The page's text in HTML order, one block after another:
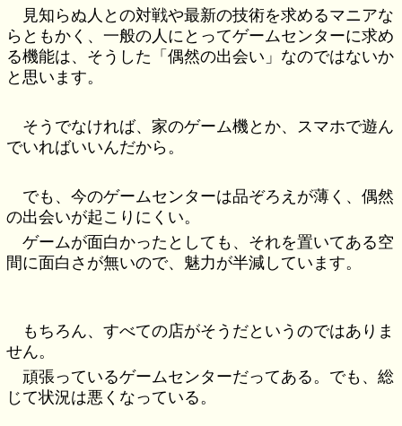
見知らぬ人との対戦や最新の技術を求めるマニアな
らともかく、一般の人にとってゲームセンターに求め
る機能は、そうした「偶然の出会い」なのではないか
と思います。
そうでなければ、家のゲーム機とか、スマホで遊ん
でいればいいんだから。
でも、今のゲームセンターは品ぞろえが薄く、偶然
の出会いが起こりにくい。
ゲームが面白かったとしても、それを置いてある空
間に面白さが無いので、魅力が半減しています。
もちろん、すべての店がそうだというのではありま
せん。
頑張っているゲームセンターだってある。でも、総
じて状況は悪くなっている。